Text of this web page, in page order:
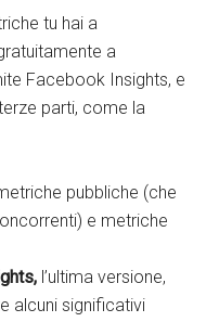
tu hai a
a
Facebook Insights, e
parti, come la
pubbliche (che
e metriche
l’ultima versione,
alcuni significativi